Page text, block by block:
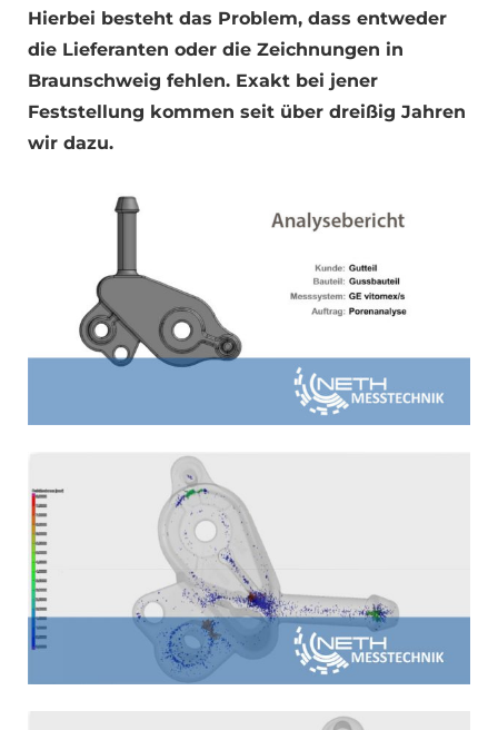
Hierbei besteht das Problem, dass entweder
die Lieferanten oder die Zeichnungen in
Braunschweig fehlen. Exakt bei jener
Feststellung kommen seit über dreißig Jahren
wir dazu.